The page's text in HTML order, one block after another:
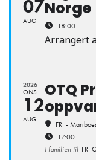
07
AUG
Norge
18:00
Arrangert
2026
ONS
12
AUG
OTQ
FRI -
17:00
I familien til FRI